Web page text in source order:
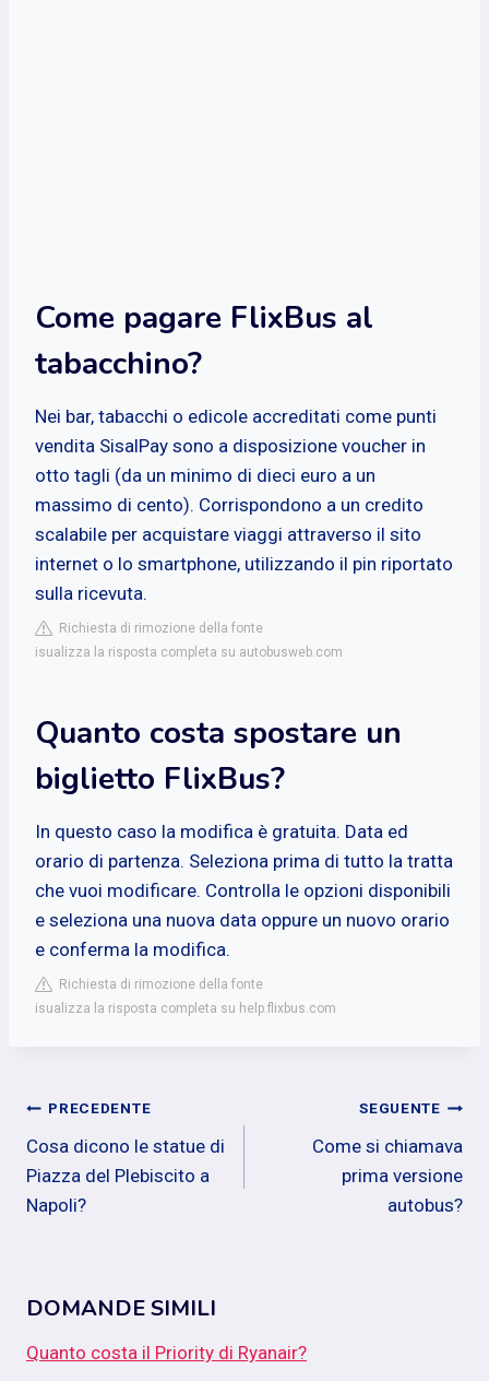
Come pagare FlixBus al
tabacchino?
Nei bar, tabacchi o edicole accreditati come punti
vendita SisalPay sono a disposizione voucher in
otto tagli (da un minimo di dieci euro a un
massimo di cento). Corrispondono a un credito
scalabile per acquistare viaggi attraverso il sito
internet o lo smartphone, utilizzando il pin riportato
sulla ricevuta.
Richiesta di rimozione della fonte
isualizza la risposta completa su autobusweb.com
Quanto costa spostare un
biglietto FlixBus?
In questo caso la modifica è gratuita. Data ed
orario di partenza. Seleziona prima di tutto la tratta
che vuoi modificare. Controlla le opzioni disponibili
e seleziona una nuova data oppure un nuovo orario
e conferma la modifica.
Richiesta di rimozione della fonte
isualizza la risposta completa su help.flixbus.com
Navigazione
articoli
PRECEDENTE
Cosa dicono le statue di
Piazza del Plebiscito a
Napoli?
SEGUENTE
Come si chiamava
prima versione
autobus?
DOMANDE SIMILI
Quanto costa il Priority di Ryanair?